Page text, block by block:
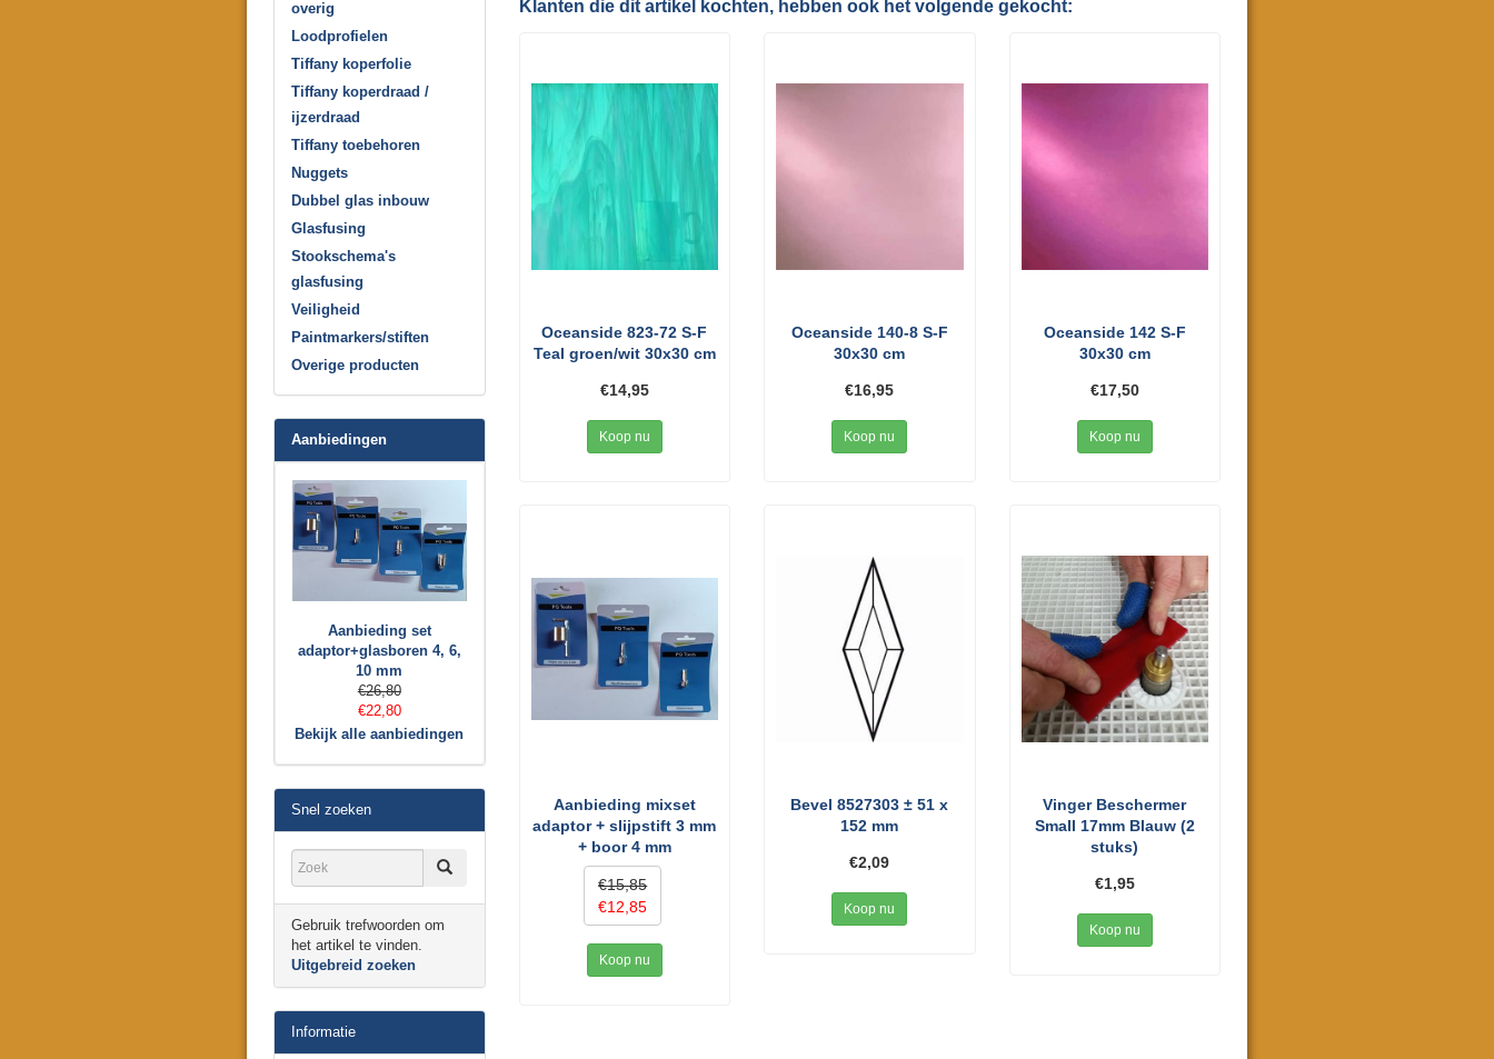
Klanten die dit artikel kochten, hebben ook het volgende gekocht:
Oceanside 823-72 S-F
Teal groen/wit 30x30 cm
€14,95
Koop nu
Oceanside 140-8 S-F
30x30 cm
€16,95
Koop nu
Oceanside 142 S-F
30x30 cm
€17,50
Koop nu
Aanbieding mixset
adaptor + slijpstift 3 mm
+ boor 4 mm
€15,85
€12,85
Koop nu
Bevel 8527303 ± 51 x
152 mm
€2,09
Koop nu
Vinger Beschermer
Small 17mm Blauw (2
stuks)
€1,95
Koop nu
overig
Loodprofielen
Tiffany koperfolie
Tiffany koperdraad /
ijzerdraad
Tiffany toebehoren
Nuggets
Dubbel glas inbouw
Glasfusing
Stookschema's
glasfusing
Veiligheid
Paintmarkers/stiften
Overige producten
Aanbiedingen
Aanbieding set
adaptor+glasboren 4, 6,
10 mm
€26,80
€22,80
Bekijk alle aanbiedingen
Snel zoeken
Gebruik trefwoorden om
het artikel te vinden.
Uitgebreid zoeken
Informatie